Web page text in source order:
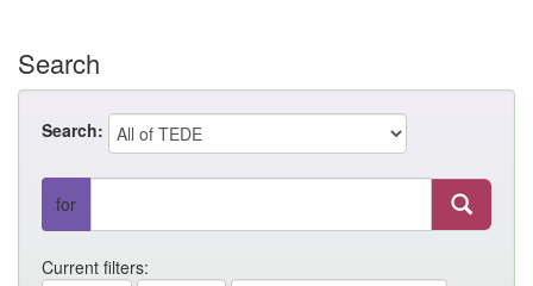
Search
Search:
for
Current filters: